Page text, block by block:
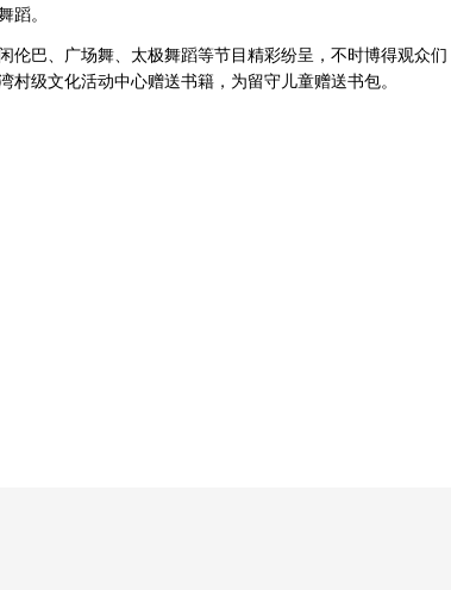
蹈。
巴、广场舞、太极舞蹈等节目精彩纷呈，不时博得观众们
级文化活动中心赠送书籍，为留守儿童赠送书包。